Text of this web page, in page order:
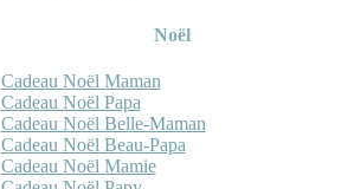
Noël
Cadeau Noël Maman
Cadeau Noël Papa
Cadeau Noël Belle-Maman
Cadeau Noël Beau-Papa
Cadeau Noël Mamie